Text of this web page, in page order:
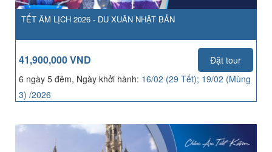
TẾT ÂM LỊCH 2026 - DU XUÂN NHẬT BẢN
41,900,000 VND
Đặt tour
6 ngày 5 đêm, Ngày khởi hành: 16/02 (29 Tết); 19/02 (Mùng
3) /2026